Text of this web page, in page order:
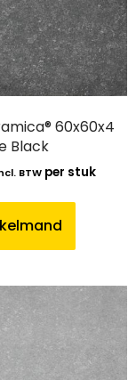
60x60x4
Black
BTW per stuk